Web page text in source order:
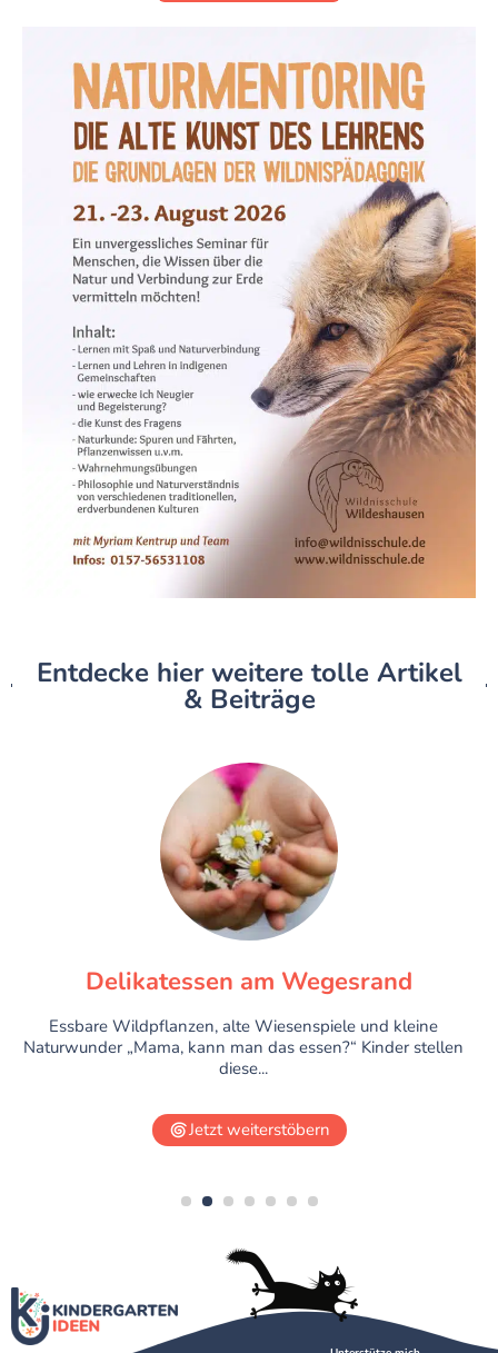
Entdecke hier weitere tolle Artikel
& Beiträge
Delikatessen am Wegesrand
Essbare Wildpflanzen, alte Wiesenspiele und kleine
Naturwunder „Mama, kann man das essen?“ Kinder stellen
diese...
Jetzt weiterstöbern
4 5 6 7